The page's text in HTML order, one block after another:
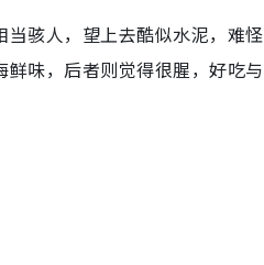
骇人，望上去酷似水泥，难怪
味，后者则觉得很腥，好吃与